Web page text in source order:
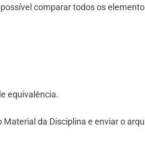
comparar todos os
equivalência.
da Disciplina e enviar o